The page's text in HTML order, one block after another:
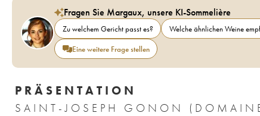
Fragen Sie Margaux, unsere KI-Sommelière
Zu welchem Gericht passt es? Welche ähnlichen Weine
Eine weitere Frage stellen
PRÄSENTATION
SAINT-JOSEPH GONON